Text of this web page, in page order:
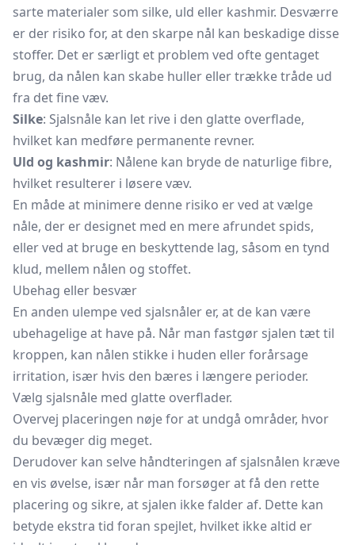
sarte materialer som silke, uld eller kashmir. Desværre
er der risiko for, at den skarpe nål kan beskadige disse
stoffer. Det er særligt et problem ved ofte gentaget
brug, da nålen kan skabe huller eller trække tråde ud
fra det fine væv.
Silke: Sjalsnåle kan let rive i den glatte overflade,
hvilket kan medføre permanente revner.
Uld og kashmir: Nålene kan bryde de naturlige fibre,
hvilket resulterer i løsere væv.
En måde at minimere denne risiko er ved at vælge
nåle, der er designet med en mere afrundet spids,
eller ved at bruge en beskyttende lag, såsom en tynd
klud, mellem nålen og stoffet.
Ubehag eller besvær
En anden ulempe ved sjalsnåler er, at de kan være
ubehagelige at have på. Når man fastgør sjalen tæt til
kroppen, kan nålen stikke i huden eller forårsage
irritation, især hvis den bæres i længere perioder.
Vælg sjalsnåle med glatte overflader.
Overvej placeringen nøje for at undgå områder, hvor
du bevæger dig meget.
Derudover kan selve håndteringen af sjalsnålen kræve
en vis øvelse, især når man forsøger at få den rette
placering og sikre, at sjalen ikke falder af. Dette kan
betyde ekstra tid foran spejlet, hvilket ikke altid er